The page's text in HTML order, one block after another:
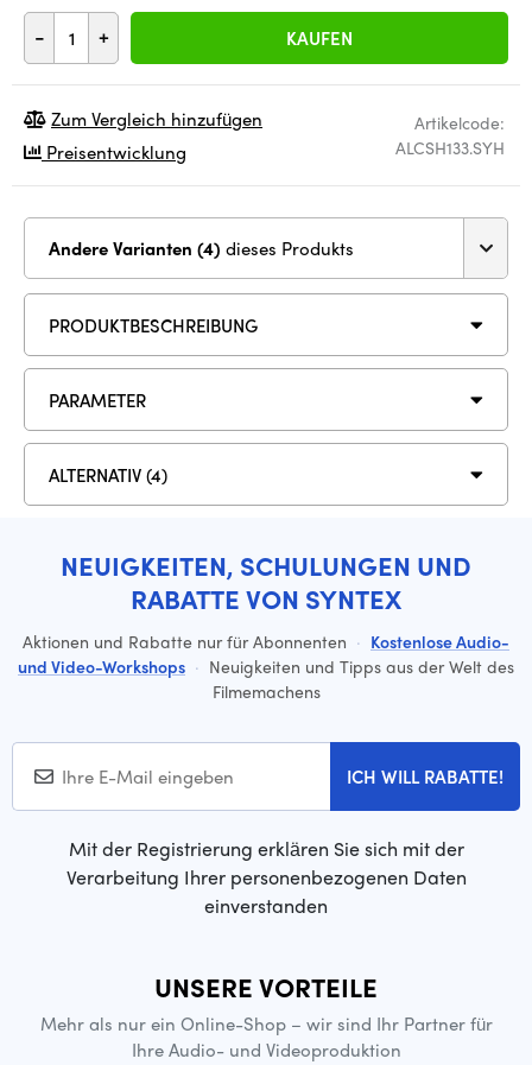
- + KAUFEN
Artikelcode:
ALCSH133.SYH
Zum Vergleich hinzufügen
Preisentwicklung
Andere Varianten (4) dieses Produkts
PRODUKTBESCHREIBUNG
PARAMETER
ALTERNATIV (4)
NEUIGKEITEN, SCHULUNGEN UND
RABATTE VON SYNTEX
Aktionen und Rabatte nur für Abonnenten · Kostenlose Audio-
und Video-Workshops · Neuigkeiten und Tipps aus der Welt des
Filmemachens
ICH WILL RABATTE!
Mit der Registrierung erklären Sie sich mit der
Verarbeitung Ihrer personenbezogenen Daten
einverstanden
UNSERE VORTEILE
Mehr als nur ein Online-Shop – wir sind Ihr Partner für
Ihre Audio- und Videoproduktion